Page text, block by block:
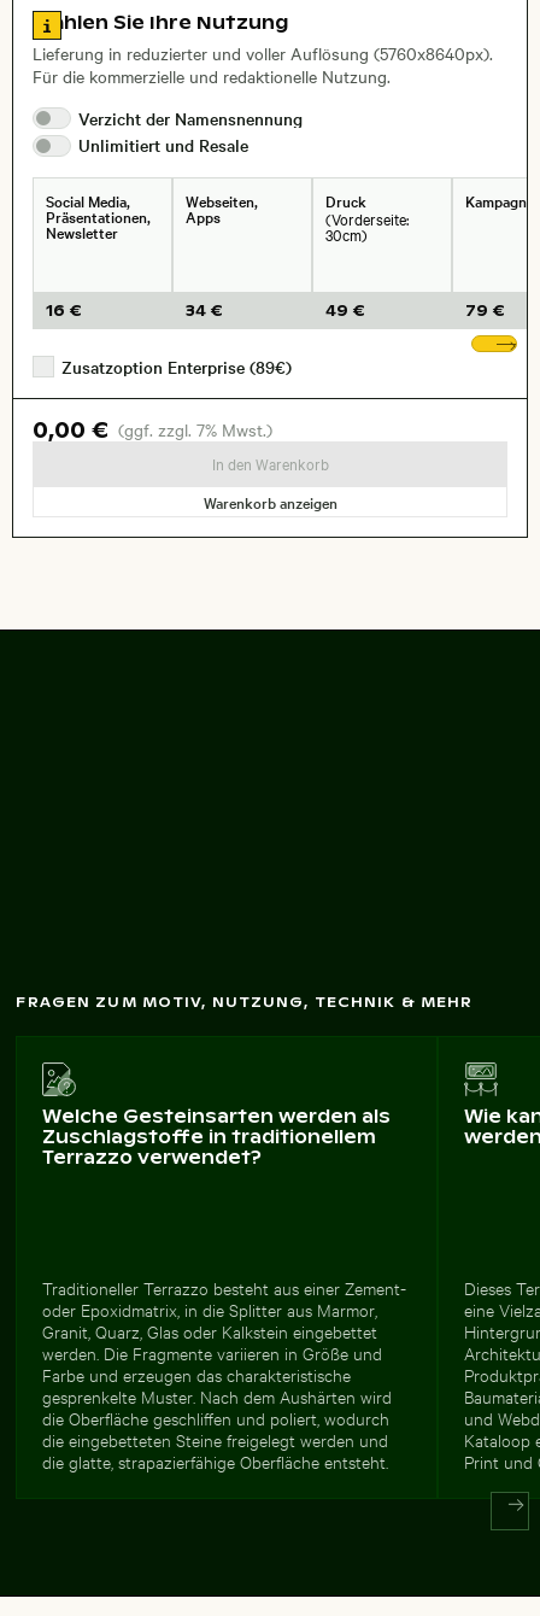
Zu den Lizenzinformationen springen
Wählen Sie Ihre Nutzung
Lieferung in reduzierter und voller Auflösung (5760x8640px).
Für die kommerzielle und redaktionelle Nutzung.
Verzicht der Namensnennung
Unlimitiert und Resale
Social Media,
Präsentationen,
Newsletter
16 €
Webseiten,
Apps
34 €
Druck
(Vorderseite:
30cm)
49 € 79 €
Zusatzoption Enterprise (89€)
0,00 € (ggf. zzgl. 7% Mwst.)
In den Warenkorb
Warenkorb anzeigen
Terrazzo Bodenbelag
FRAGEN ZUM MOTIV, NUTZUNG, TECHNIK & MEHR
Welche Gesteinsarten werden als
Zuschlagstoffe in traditionellem
Terrazzo verwendet?
Traditioneller Terrazzo besteht aus einer Zement-
oder Epoxidmatrix, in die Splitter aus Marmor,
Granit, Quarz, Glas oder Kalkstein eingebettet
werden. Die Fragmente variieren in Größe und
Farbe und erzeugen das charakteristische
gesprenkelte Muster. Nach dem Aushärten wird
die Oberfläche geschliffen und poliert, wodurch
die eingebetteten Steine freigelegt werden und
die glatte, strapazierfähige Oberfläche entsteht.
Wie
Dieses
eine
und
Kataloop
Print und